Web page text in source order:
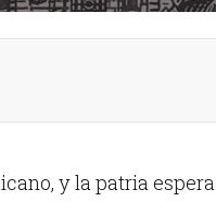
y la patria espera